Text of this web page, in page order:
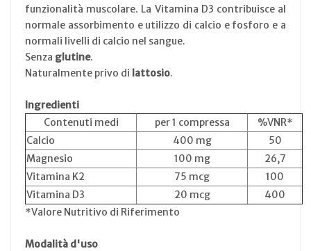
funzionalità muscolare. La Vitamina D3 contribuisce al
normale assorbimento e utilizzo di calcio e fosforo e a
normali livelli di calcio nel sangue.
Senza glutine.
Naturalmente privo di lattosio.
Ingredienti
Contenuti medi
per 1 compressa
%VNR*
Calcio
400 mg
50
Magnesio
100 mg
26,7
Vitamina K2
75 mcg
100
Vitamina D3
20 mcg
400
*Valore Nutritivo di Riferimento
Modalità d'uso